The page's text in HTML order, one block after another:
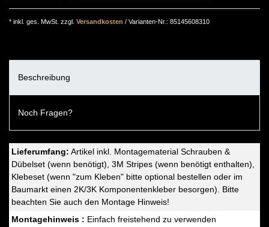
* inkl. ges. MwSt. zzgl. Versandkosten / Varianten-Nr.: 85145608310
Beschreibung
Noch Fragen?
Lieferumfang: Artikel inkl. Montagematerial Schrauben &
Dübelset (wenn benötigt), 3M Stripes (wenn benötigt enthalten),
Klebeset (wenn "zum Kleben" bitte optional bestellen oder im
Baumarkt einen 2K/3K Komponentenkleber besorgen). Bitte
beachten Sie auch den Montage Hinweis!
Montagehinweis : Einfach freistehend zu verwenden